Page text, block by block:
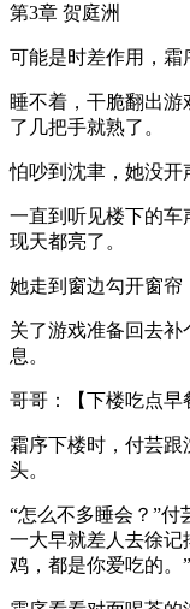
第3章 贺庭洲
可能是时差作用，霜
睡不着，干脆翻出
了几把手就熟了。
怕吵到沈聿，她没开
一直到听见楼下的车
现天都亮了。
她走到窗边勾开窗帘
关了游戏准备回去
息。
哥哥：【下楼吃点早
霜序下楼时，付芸
头。
“怎么不多睡会？”付
一大早就差人去徐记
鸡，都是你爱吃的。”